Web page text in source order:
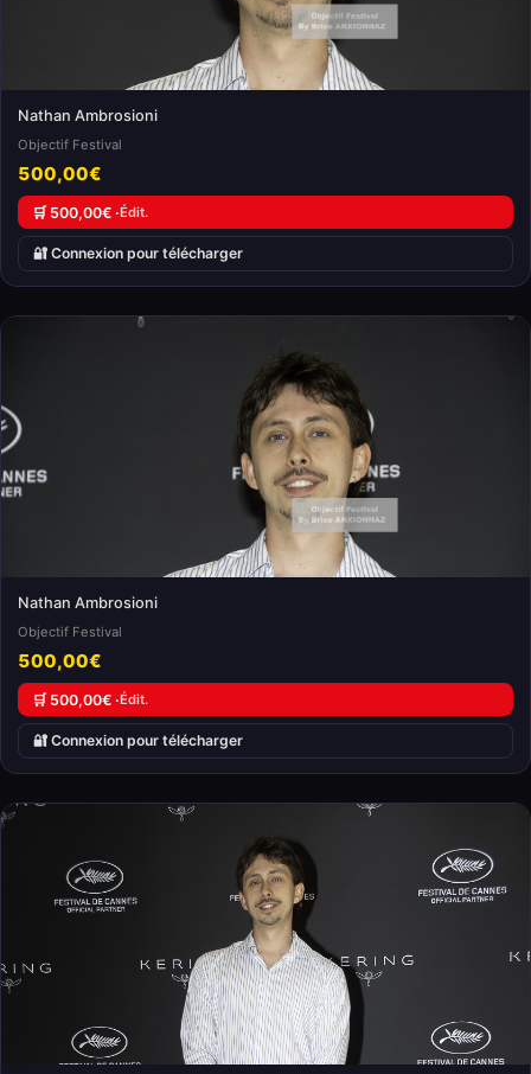
Nathan Ambrosioni
Objectif Festival
500,00€
🛒 500,00€ ·Édit.
🔐 Connexion pour télécharger
Nathan Ambrosioni
Objectif Festival
500,00€
🛒 500,00€ ·Édit.
🔐 Connexion pour télécharger